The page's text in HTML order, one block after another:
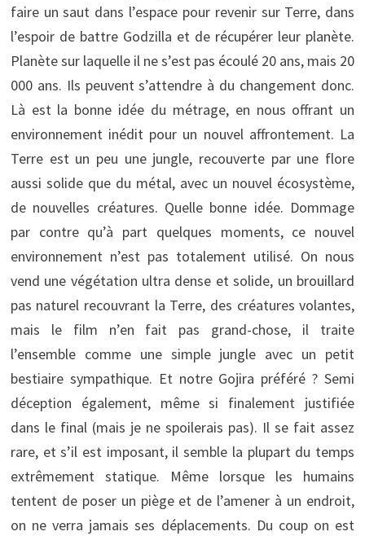
faire un saut dans l’espace pour revenir sur Terre, dans
l’espoir de battre Godzilla et de récupérer leur planète.
Planète sur laquelle il ne s’est pas écoulé 20 ans, mais 20
000 ans. Ils peuvent s’attendre à du changement donc.
Là est la bonne idée du métrage, en nous offrant un
environnement inédit pour un nouvel affrontement. La
Terre est un peu une jungle, recouverte par une flore
aussi solide que du métal, avec un nouvel écosystème,
de nouvelles créatures. Quelle bonne idée. Dommage
par contre qu’à part quelques moments, ce nouvel
environnement n’est pas totalement utilisé. On nous
vend une végétation ultra dense et solide, un brouillard
pas naturel recouvrant la Terre, des créatures volantes,
mais le film n’en fait pas grand-chose, il traite
l’ensemble comme une simple jungle avec un petit
bestiaire sympathique. Et notre Gojira préféré ? Semi
déception également, même si finalement justifiée
dans le final (mais je ne spoilerais pas). Il se fait assez
rare, et s’il est imposant, il semble la plupart du temps
extrêmement statique. Même lorsque les humains
tentent de poser un piège et de l’amener à un endroit,
on ne verra jamais ses déplacements. Du coup on est